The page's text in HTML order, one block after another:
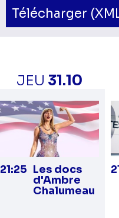
Télécharger
JEU 31.10
21:25 Les docs
d'Ambre
Chalumeau